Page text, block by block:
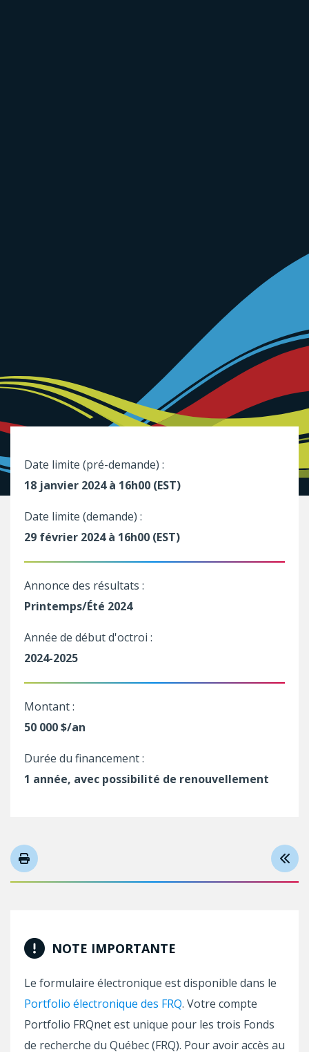
Date limite (pré-demande) :
18 janvier 2024 à 16h00 (EST)
Date limite (demande) :
29 février 2024 à 16h00 (EST)
Annonce des résultats :
Printemps/Été 2024
Année de début d'octroi :
2024-2025
Montant :
50 000 $/an
Durée du financement :
1 année, avec possibilité de renouvellement
NOTE IMPORTANTE
Le formulaire électronique est disponible dans le
Portfolio électronique des FRQ. Votre compte
Portfolio FRQnet est unique pour les trois Fonds
de recherche du Québec (FRQ). Pour avoir accès au